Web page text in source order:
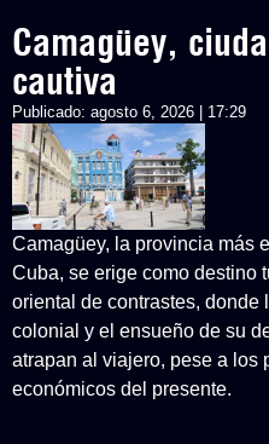
Camagüey,
cautiva
Publicado: agosto 6, 2026 | 17:29
Camagüey, la provincia más
Cuba, se erige como destino
oriental de contrastes, donde
colonial y el ensueño de su
atrapan al viajero, pese a los
económicos del presente.